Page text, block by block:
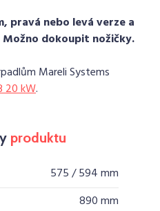
pravá nebo levá verze a
Možno dokoupit nožičky.
Mareli Systems
20 kW.
produktu
575 / 594 mm
890 mm